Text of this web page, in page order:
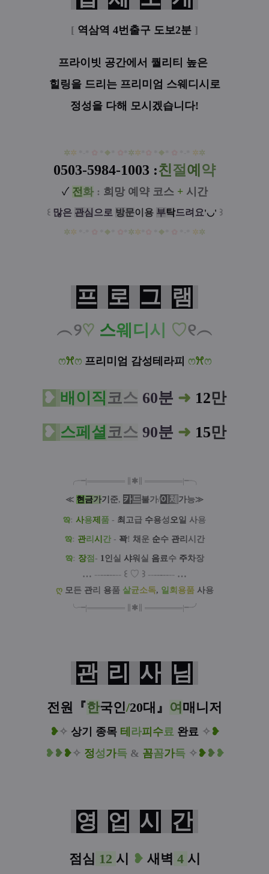
[ 역삼역 4번출구 도보2분 ]
프라이빗 공간에서 퀄리티 높은
힐링을 드리는 프리미엄 스웨디시로
정성을 다해 모시겠습니다!
✲✲ ❖ ✲✲ ❖ ✲✲
0503-5984-1003 :친절 예 약
✓ 전화 : 희망 예약 코스 + 시간
꒰ 많은 관심 으로 방문이 용 부탁드려요'◡' ꒱
✲✲ ❖ ✲✲ ❖ ✲✲
프 로 그 램
︵୨♡ 스웨 디 시 ♡୧︵
ෆꕮෆ프리미엄 감성테라피 ෆꕮෆ
❥ 배이직코스 60분 ➜ 12만
❥ 스페셜코스 90분 ➜ 15만
╭╼|═══════ ✱ ═══════|╾╮
≪ 현금가기 준, 카드 불가/이 체 가능≫
ఇ: 사용제 품 - 최 고급 수용성오일 사용
ఇ: 관리 시 간 - 꽉! 채 운 순수 관리 시간
ఇ: 장점 - 1인실 샤워 실 음료수 주차장
… --------- ꒰ ♡ ꒱ --------- …
ღ 모든 관리 용품 살균소독, 일 회 용품 사용
╰╼|═══════ ✱ ═══════|╾╯
관 리 사 님
전원 『한국인/20대 』 여 매니저
❥ ✧ 상기 종목 테 라피 수료완료 ✧ ❥
❥ ❥ ❥ ✧ 정성가득 & 꼼꼼가득 ✧ ❥ ❥ ❥
영 업 시 간
점심 12 시 ❥ 새벽 4 시